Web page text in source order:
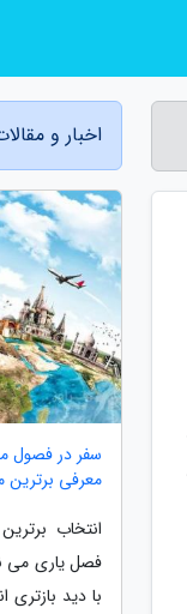
اخبار و
سفر در فصول
معرفی
انتخاب
فصل یاری می
با دید